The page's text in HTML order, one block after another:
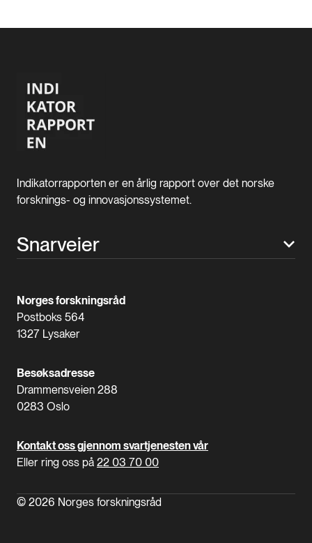
Indikatorrapporten er en årlig rapport over det norske
forsknings- og innovasjonssystemet.
Snarveier
Norges forskningsråd
Postboks 564
1327 Lysaker
Besøksadresse
Drammensveien 288
0283 Oslo
Kontakt oss gjennom svartjenesten vår
Eller ring oss på 22 03 70 00
© 2026 Norges forskningsråd